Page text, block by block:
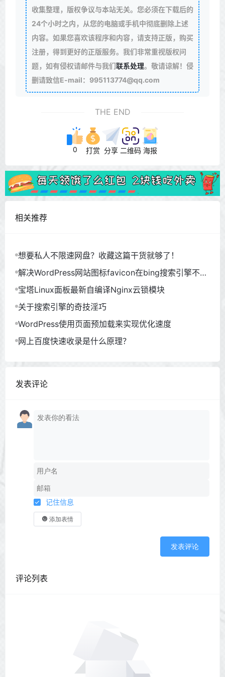
收集整理，版权争议与本站无关。您必须在下载后的
24个小时之内，从您的电脑或手机中彻底删除上述
内容。如果您喜欢该程序和内容，请支持正版，购买
注册，得到更好的正版服务。我们非常重视版权问
题，如有侵权请邮件与我们联系处理。敬请谅解！侵
删请致信E-mail：995113774@qq.com
THE END
0 打赏 分享 二维码 海报
相关推荐
想要私人不限速网盘？收藏这篇干货就够了！
解决WordPress网站图标favicon在bing搜索引擎不显
示问题！
宝塔Linux面板最新自编译Nginx云锁模块
关于搜索引擎的奇技淫巧
WordPress使用页面预加载来实现优化速度
网上百度快速收录是什么原理？
发表评论
记住信息
添加表情
发表评论
评论列表